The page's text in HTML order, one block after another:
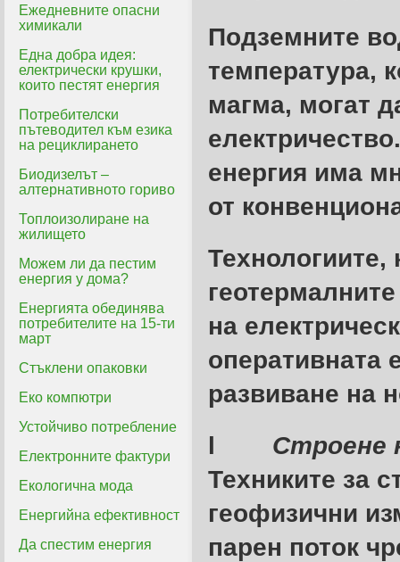
Ежедневните опасни
химикали
Една добра идея:
електрически крушки,
които пестят енергия
Потребителски
пътеводител към езика
на рециклирането
Биодизелът –
алтернативното гориво
Топлоизолиране на
жилището
Можем ли да пестим
енергия у дома?
Енергията обединява
потребителите на 15-ти
март
Стъклени опаковки
Еко компютри
Устойчиво потребление
Електронните фактури
Екологична мода
Енергийна ефективност
Да спестим енергия
Подземните
температура,
магма, могат
енергия има
от
Технологиите,
на
оперативната
развиване на
l Строене
Техниките за
геофизични
парен поток